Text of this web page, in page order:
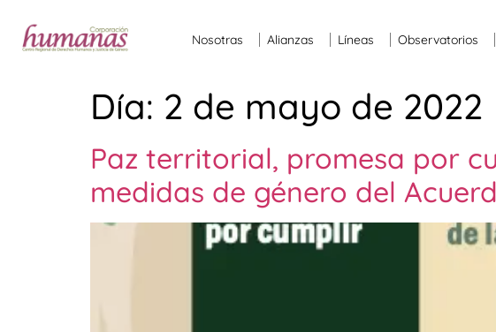
Nosotras Alianzas Líneas Observatorios
Día: 2 de mayo de 2022
Paz territorial, promesa por
medidas de género del